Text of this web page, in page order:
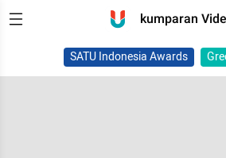
kumparan
SATU Indonesia Awards